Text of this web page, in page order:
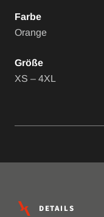
Farbe
Orange
Größe
XS – 4XL
DETAILS